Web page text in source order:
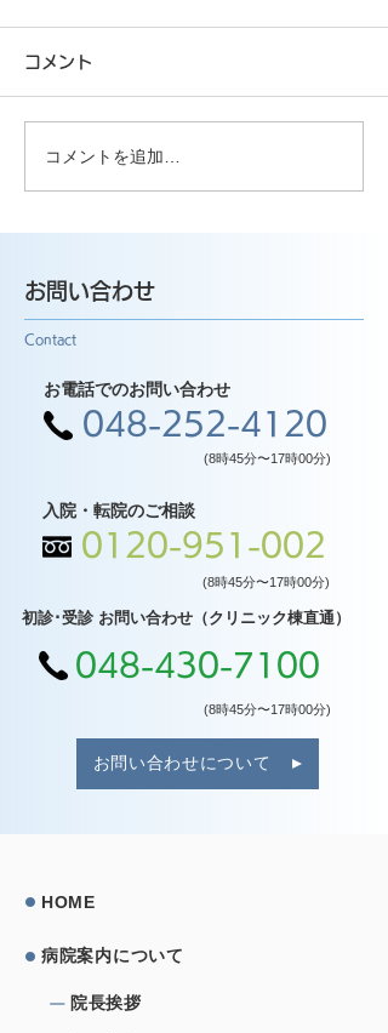
コメント
コメントを追加…
お問い合わせ
Contact
お電話でのお問い合わせ
048-252-4120
(8時45分〜17時00分)
入院・転院のご相談
0120-951-002
(8時45分〜17時00分)
初診･受診 お問い合わせ（クリニック棟直通）
048-430-7100
(8時45分〜17時00分)
お問い合わせについて
HOME
病院案内について
院⻑挨拶